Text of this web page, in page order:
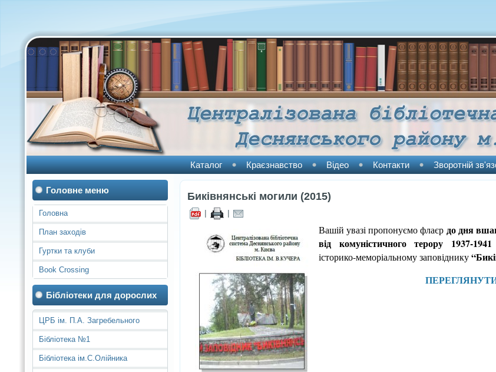
Каталог Краєзнавство Відео Контакти Зворотній
Головне меню
Головна
План заходів
Гуртки та клуби
Book Crossing
Бібліотеки для дорослих
ЦРБ ім. П.А. Загребельного
Бібліотека №1
Бібліотека ім.С.Олійника
Биківнянські могили (2015)
| |
Вашій увазі пропонуємо флаєр до дня
від комуністичного терору 1937-
історико-меморіальному заповіднику